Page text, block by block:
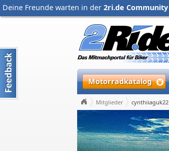
Deine Freunde warten in der 2ri.de Community
Motorradkatalog
Mitglieder cynthiiaguk22